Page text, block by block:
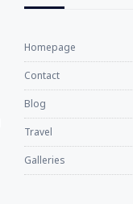
Homepage
Contact
Blog
Travel
Galleries